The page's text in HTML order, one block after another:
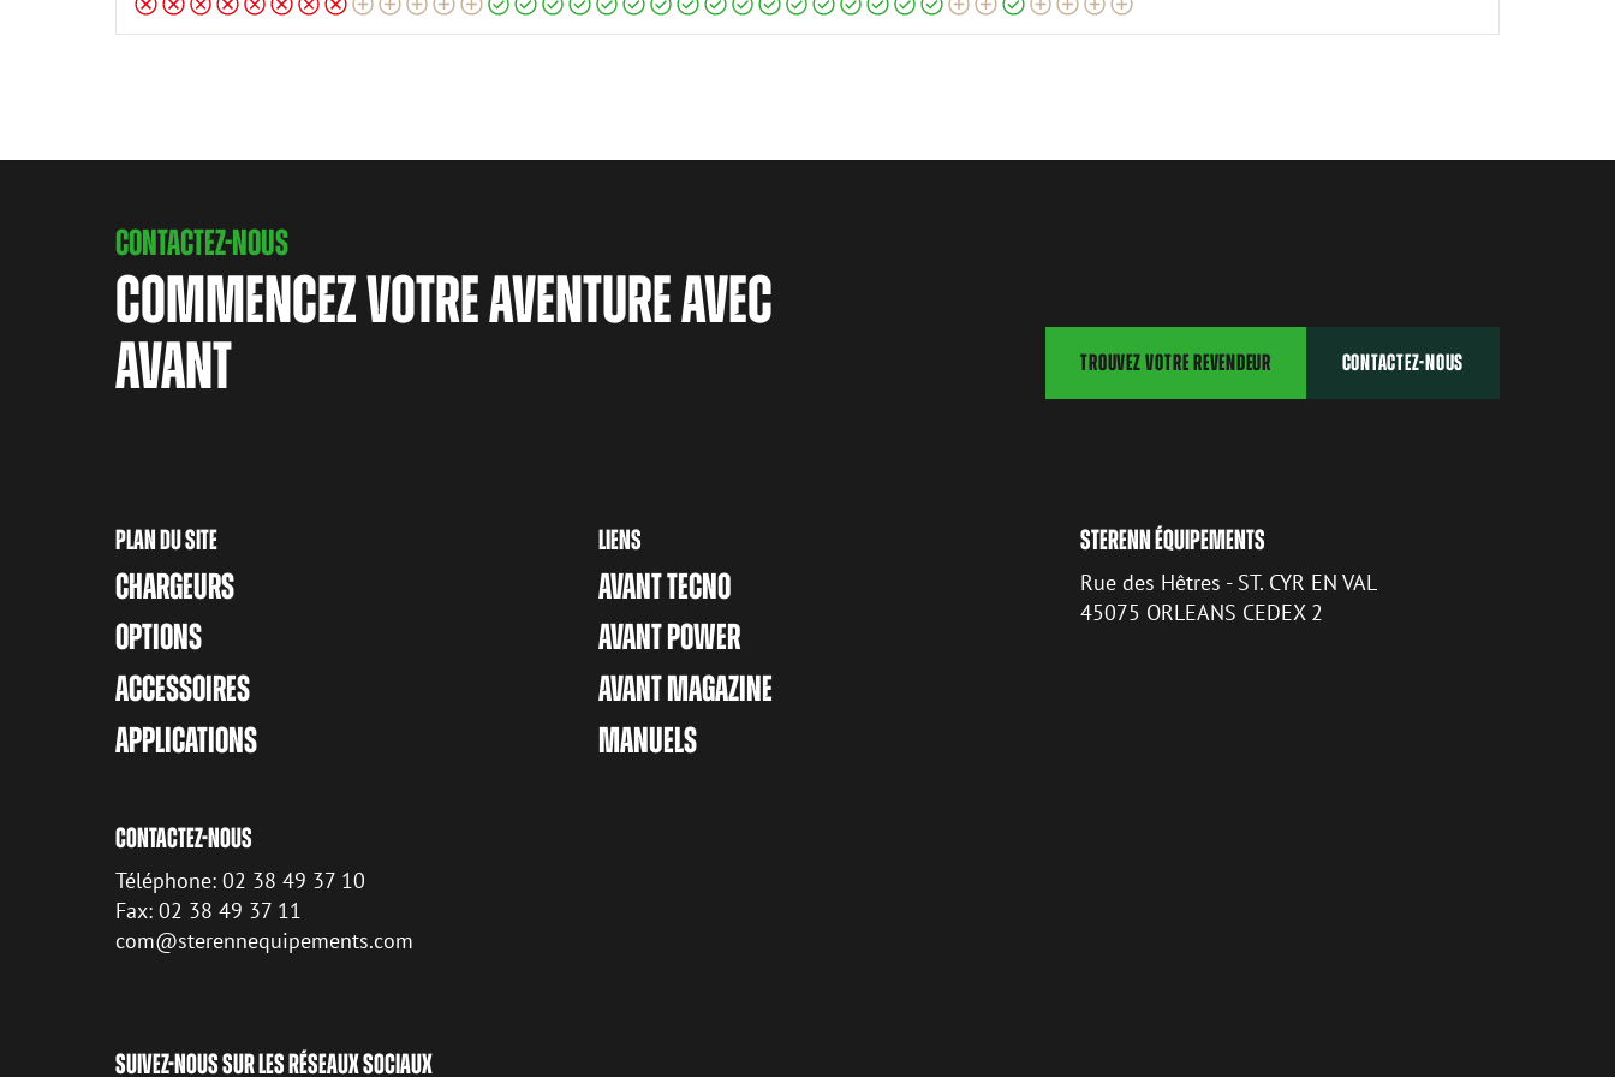
CONTACTEZ-NOUS
COMMENCEZ VOTRE AVENTURE AVEC
AVANT
TROUVEZ VOTRE REVENDEUR CONTACTEZ-NOUS
PLAN DU SITE
CHARGEURS
OPTIONS
ACCESSOIRES
APPLICATIONS
LIENS
AVANT TECNO
AVANT POWER
AVANT MAGAZINE
MANUELS
STERENN ÉQUIPEMENTS
Rue des Hêtres - ST. CYR EN VAL
45075 ORLEANS CEDEX 2
CONTACTEZ-NOUS
Téléphone: 02 38 49 37 10
Fax: 02 38 49 37 11
com@sterennequipements.com
SUIVEZ-NOUS SUR LES RÉSEAUX SOCIAUX